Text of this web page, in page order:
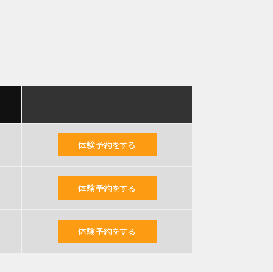
体験予約をする
体験予約をする
体験予約をする